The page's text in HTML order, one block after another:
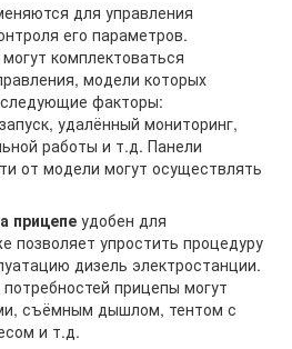
для управления
его параметров.
могут комплектоваться
модели которых
факторы:
удалённый мониторинг,
работы и т.д. Панели
от модели могут осуществлять
прицепе удобен для
позволяет упростить процедуру
дизель электростанции.
прицепы могут
съёмным дышлом, тентом с
и т.д.